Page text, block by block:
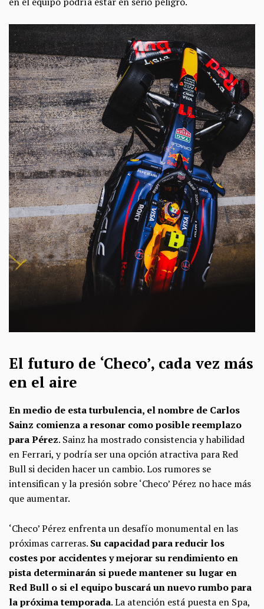
El futuro de ‘Checo’, cada vez más
en el aire
En medio de esta turbulencia, el nombre de Carlos
Sainz comienza a resonar como posible reemplazo
para Pérez. Sainz ha mostrado consistencia y habilidad
en Ferrari, y podría ser una opción atractiva para Red
Bull si deciden hacer un cambio. Los rumores se
intensifican y la presión sobre ‘Checo’ Pérez no hace más
que aumentar.
‘Checo’ Pérez enfrenta un desafío monumental en las
próximas carreras. Su capacidad para reducir los
costes por accidentes y mejorar su rendimiento en
pista determinarán si puede mantener su lugar en
Red Bull o si el equipo buscará un nuevo rumbo para
la próxima temporada. La atención está puesta en Spa,